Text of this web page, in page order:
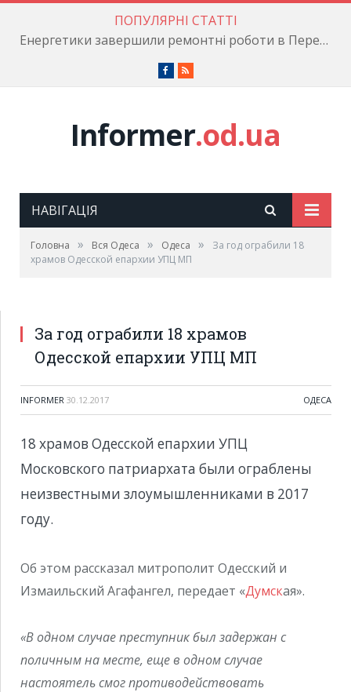
ПОПУЛЯРНІ СТАТТІ
Енергетики завершили ремонтні роботи в Пересипському районі
Facebook
RSS
Informer.od.ua
НАВІГАЦІЯ
Головна » Вся Одеса » Одеса »
За год ограбили 18
храмов Одесской епархии УПЦ МП
За год ограбили 18 храмов
Одесской епархии УПЦ МП
INFORMER 30.12.2017 ОДЕСА
18 храмов Одесской епархии УПЦ
Московского патриархата были ограблены
неизвестными злоумышленниками в 2017
году.
Об этом рассказал митрополит Одесский и
Измаильский Агафангел, передает «Думская».
«В одном случае преступник был задержан с
поличным на месте, еще в одном случае
настоятель смог противодействовать